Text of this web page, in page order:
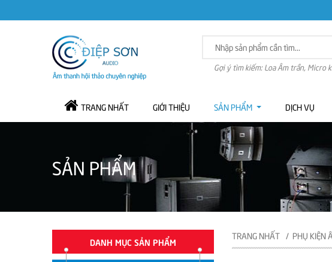
Gợi ý tìm kiếm: Loa Âm trần, Micro
TRANG NHẤT GIỚI THIỆU SẢN PHẨM DỊCH VỤ
SẢN PHẨM
TRANG NHẤT PHỤ KIỆN
DANH MỤC SẢN PHẨM